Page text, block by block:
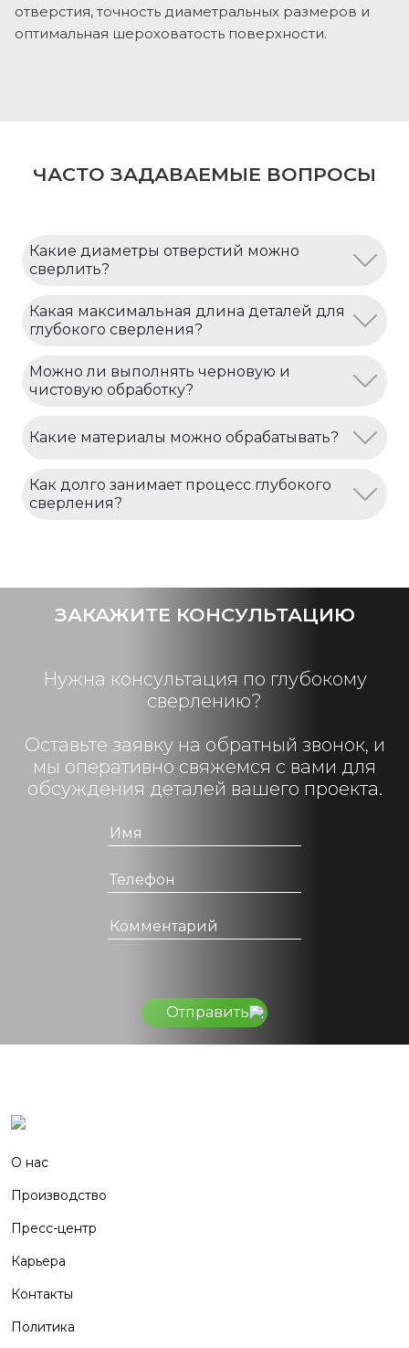
отверстия, точность диаметральных размеров и
оптимальная шероховатость поверхности.
ЧАСТО ЗАДАВАЕМЫЕ ВОПРОСЫ
Какие диаметры отверстий можно
сверлить?
Какая максимальная длина деталей для
глубокого сверления?
Можно ли выполнять черновую и
чистовую обработку?
Какие материалы можно обрабатывать?
Как долго занимает процесс глубокого
сверления?
ЗАКАЖИТЕ КОНСУЛЬТАЦИЮ
Нужна консультация по глубокому
сверлению?
Оставьте заявку на обратный звонок, и
мы оперативно свяжемся с вами для
обсуждения деталей вашего проекта.
Отправить
О нас
Производство
Пресс-центр
Карьера
Контакты
Политика